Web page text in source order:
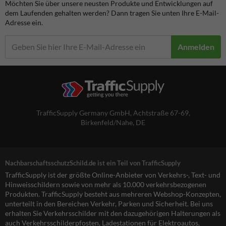
Möchten Sie über unsere neusten Produkte und Entwicklungen auf
dem Laufenden gehalten werden? Dann tragen Sie unten Ihre E-Mail-
Adresse ein.
Anmelden
TrafficSupply Germany GmbH, Achtstraße 67-69,
Birkenfeld/Nahe, DE
NachbarschaftsschutzSchild.de ist ein Teil von TrafficSupply
TrafficSupply ist der größte Online-Anbieter von Verkehrs-, Text- und
Hinweisschildern sowie von mehr als 10.000 verkehrsbezogenen
Produkten. TrafficSupply besteht aus mehreren Webshop-Konzepten,
unterteilt in den Bereichen Verkehr, Parken und Sicherheit. Bei uns
erhalten Sie Verkehrsschilder mit den dazugehörigen Halterungen als
auch Verkehrsschilderpfosten, Ladestationen für Elektroautos,